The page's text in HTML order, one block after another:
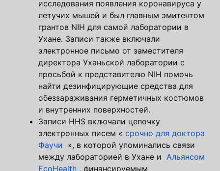
исследования появления коронавируса у
летучих мышей и был главным эмитентом
грантов NIH для самой лаборатории в
Ухане. Записи также включали
электронное письмо от заместителя
директора Уханьской лаборатории с
просьбой к представителю NIH помочь
найти дезинфицирующие средства для
обеззараживания герметичных костюмов
и внутренних поверхностей.
Записи HHS включали цепочку
электронных писем « срочно для доктора
Фаучи », в которой упоминались связи
между лабораторией в Ухане и Альянсом
EcoHealth , финансируемым